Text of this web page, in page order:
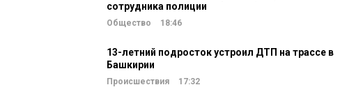
сотрудника полиции
Общество 18:46
13-летний подросток устроил ДТП на трассе в
Башкирии
Происшествия 17:32